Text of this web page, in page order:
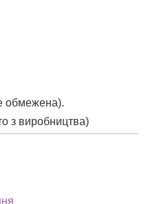
обмежена).
з виробництва)